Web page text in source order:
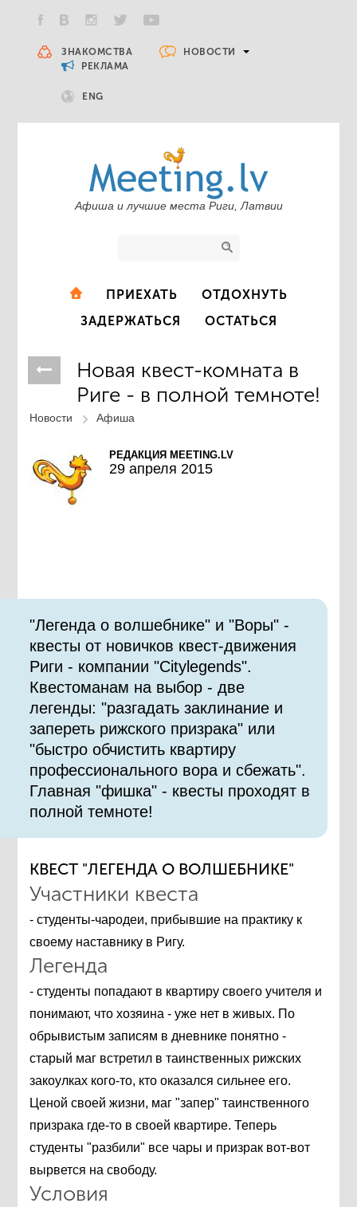
ЗНАКОМСТВА
НОВОСТИ
РЕКЛАМА
ENG
Афиша и лучшие места Риги, Латвии
ПРИЕХАТЬ
ОТДОХНУТЬ
ЗАДЕРЖАТЬСЯ
ОСТАТЬСЯ
Новая квест-комната в
Риге - в полной темноте!
Новости Афиша
РЕДАКЦИЯ MEETING.LV
29 апреля 2015
"Легенда о волшебнике" и "Воры" -
квесты от новичков квест-движения
Риги - компании "Сitylegends".
Квестоманам на выбор - две
легенды: "разгадать заклинание и
запереть рижского призрака" или
"быстро обчистить квартиру
профессионального вора и сбежать".
Главная "фишка" - квесты проходят в
полной темноте!
КВЕСТ "ЛЕГЕНДА О ВОЛШЕБНИКЕ"
Участники квеста
- студенты-чародеи, прибывшие на практику к
своему наставнику в Ригу.
Легенда
- студенты попадают в квартиру своего учителя и
понимают, что хозяина - уже нет в живых. По
обрывистым записям в дневнике понятно -
старый маг встретил в таинственных рижских
закоулках кого-то, кто оказался сильнее его.
Ценой своей жизни, маг "запер" таинственного
призрака где-то в своей квартире. Теперь
студенты "разбили" все чары и призрак вот-вот
вырвется на свободу.
Условия